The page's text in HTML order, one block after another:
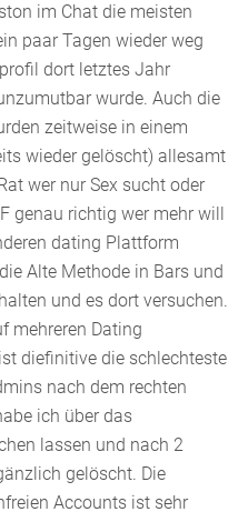
im Chat die meisten
paar Tagen wieder weg
dort letztes Jahr
wurde. Auch die
zeitweise in einem
wieder gelöscht) allesamt
wer nur Sex sucht oder
genau richtig wer mehr will
dating Plattform
Alte Methode in Bars und
und es dort versuchen.
mehreren Dating
diefinitive die schlechteste
nach dem rechten
ich über das
lassen und nach 2
gelöscht. Die
Accounts ist sehr